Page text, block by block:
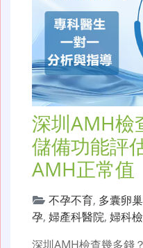
深圳AMH檢
儲備功能評
AMH正常值
不孕不育, 多囊卵巢
孕, 婦產科醫院, 婦科
深圳AMH檢查幾多錢